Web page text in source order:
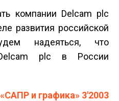
компании Delcam plc
развития российской
надеяться, что
plc в России
«САПР и графика» 3'2003